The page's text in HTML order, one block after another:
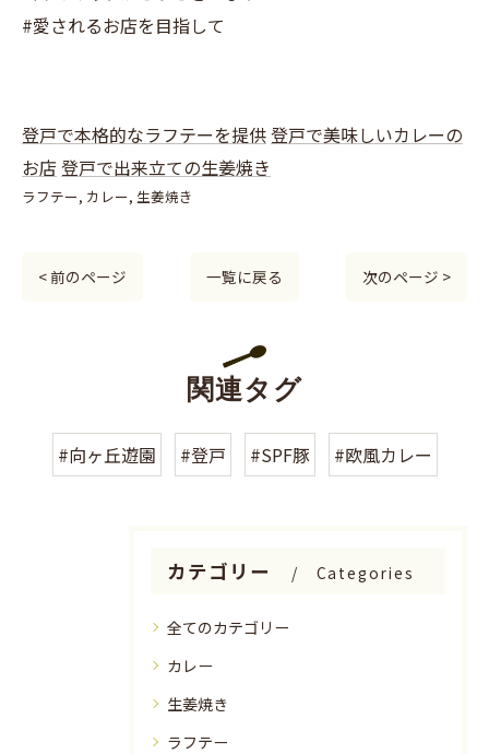
#愛されるお店を目指して
登戸で本格的なラフテーを提供登戸で美味しいカレーの
お店登戸で出来立ての生姜焼き
ラフテー カレー 生姜焼き
< 前のページ 一覧に戻る 次のページ >
関連タグ
#向ヶ丘遊園 #登戸 #SPF豚 #欧風カレー
カテゴリー Categories
全てのカテゴリー
カレー
生姜焼き
ラフテー